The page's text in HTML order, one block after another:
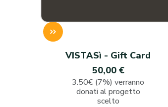
VISTASì - Gift Card
50,00 €
3.50€ (7%) verranno
donati al progetto
scelto